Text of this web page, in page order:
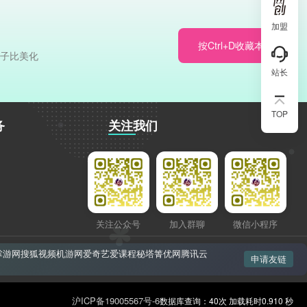
按Ctrl+D收藏本站
比美化
关注我们
关注公众号 加入群聊 微信小程序
游网搜狐视频机游网爱奇艺爱课程秘塔箐优网腾讯云 申请友链
沪ICP备19005567号-6数据库查询：40次 加载耗时0.910 秒
加盟
站长
TOP